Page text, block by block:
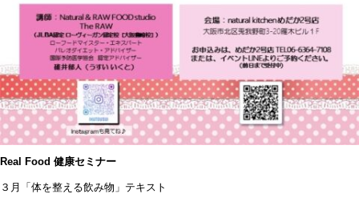
Real Food 健康セミナー
３月「体を整える飲み物」テキスト